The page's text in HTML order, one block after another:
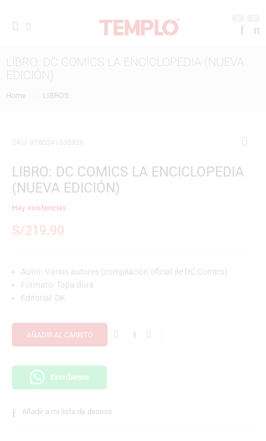
LIBRO: DC COMICS LA ENCICLOPEDIA (NUEVA
EDICIÓN)
Home LIBROS
SKU: 9780241538326
LIBRO: DC COMICS LA ENCICLOPEDIA
(NUEVA EDICIÓN)
Hay existencias
S/219.90
Autor: Varios autores (compilación oficial de DC Comics)
Formato: Tapa dura
Editorial: DK
AÑADIR AL CARRITO
Escríbenos
Añadir a mi lista de deseos